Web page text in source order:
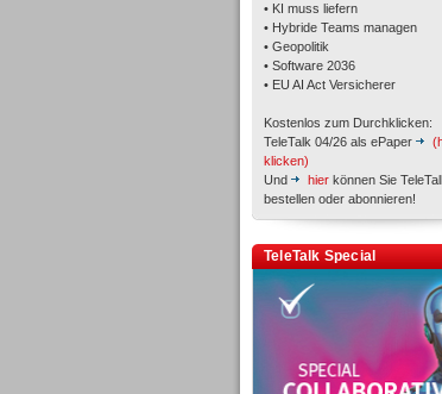
• KI muss liefern
• Hybride Teams managen
• Geopolitik
• Software 2036
• EU AI Act Versicherer
Kostenlos zum Durchklicken:
TeleTalk 04/26 als ePaper
klicken)
Und
hier können Sie
bestellen oder abonnieren!
TeleTalk Special
Workforce-Management
Personal